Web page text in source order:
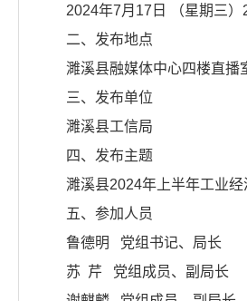
2024年7月17日 （星期三）
二、发布地点
濉溪县融媒体中心四楼直播
三、发布单位
濉溪县工信局
四、发布主题
濉溪县2024年上半年工业
五、参加人员
鲁德明 党组书记、局长
苏 芹 党组成员、副局长